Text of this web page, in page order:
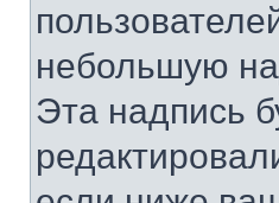
небольшую
Эта надпись